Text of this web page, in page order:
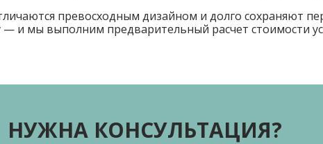
превосходным дизайном и долго сохраняют
— и мы выполним предварительный расчет стоимости
НУЖНА КОНСУЛЬТАЦИЯ?